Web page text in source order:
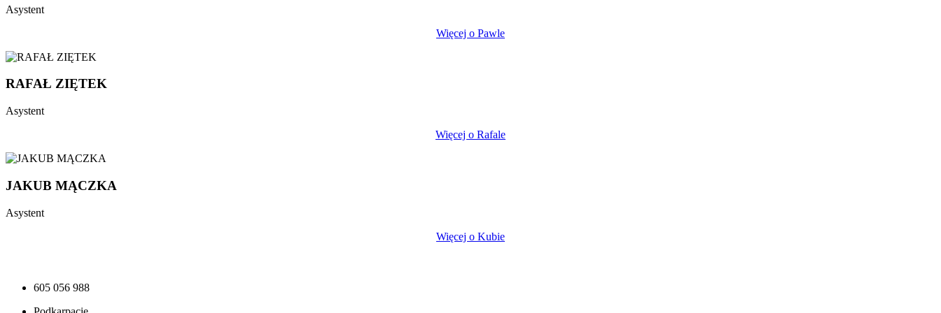
Asystent
Więcej o Pawle
RAFAŁ ZIĘTEK
Asystent
Więcej o Rafale
JAKUB MĄCZKA
Asystent
Więcej o Kubie
605 056 988